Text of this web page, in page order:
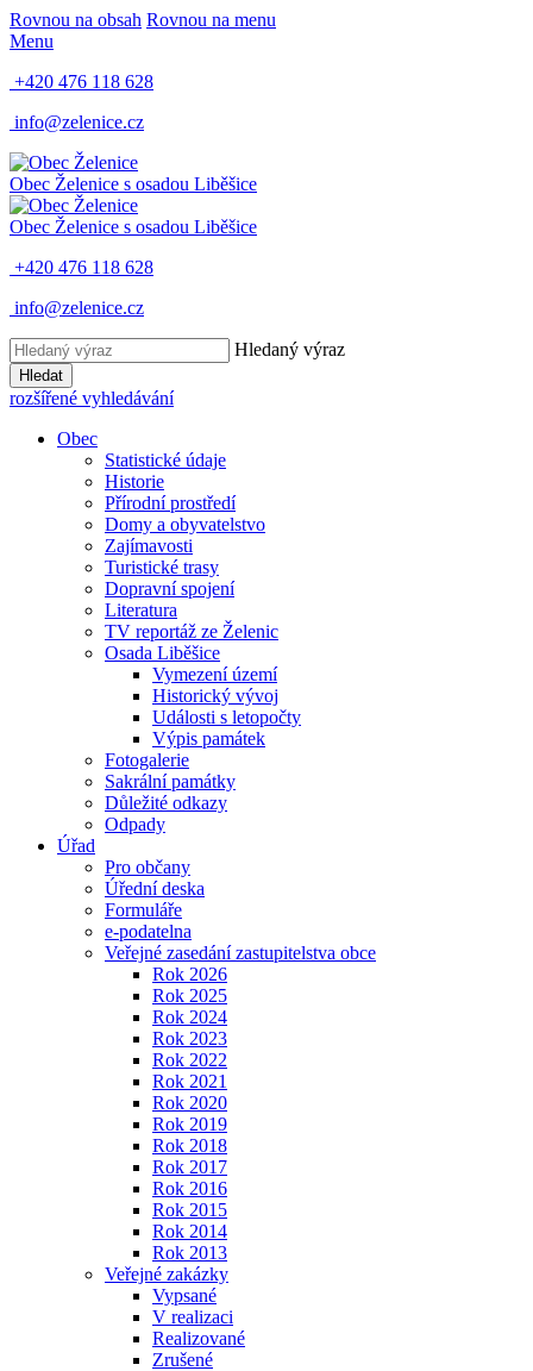
Rovnou na obsah Rovnou na menu
Menu
+420 476 118 628
info@zelenice.cz
Obec Želenice s osadou Liběšice
Obec Želenice s osadou Liběšice
+420 476 118 628
info@zelenice.cz
Hledaný výraz
Hledat
rozšířené vyhledávání
Obec
Statistické údaje
Historie
Přírodní prostředí
Domy a obyvatelstvo
Zajímavosti
Turistické trasy
Dopravní spojení
Literatura
TV reportáž ze Želenic
Osada Liběšice
Vymezení území
Historický vývoj
Události s letopočty
Výpis památek
Fotogalerie
Sakrální památky
Důležité odkazy
Odpady
Úřad
Pro občany
Úřední deska
Formuláře
e-podatelna
Veřejné zasedání zastupitelstva obce
Rok 2026
Rok 2025
Rok 2024
Rok 2023
Rok 2022
Rok 2021
Rok 2020
Rok 2019
Rok 2018
Rok 2017
Rok 2016
Rok 2015
Rok 2014
Rok 2013
Veřejné zakázky
Vypsané
V realizaci
Realizované
Zrušené